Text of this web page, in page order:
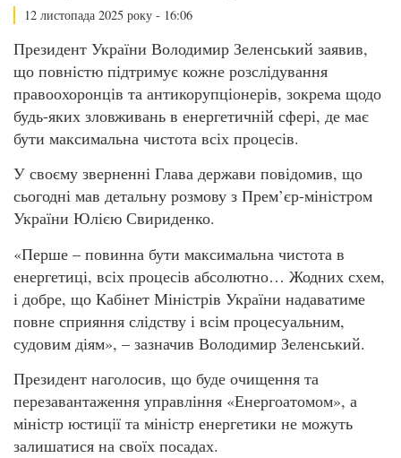
12 листопада 2025 року - 16:06
Президент України Володимир Зеленський заявив,
що повністю підтримує кожне розслідування
правоохоронців та антикорупціонерів, зокрема щодо
будь-яких зловживань в енергетичній сфері, де має
бути максимальна чистота всіх процесів.
У своєму зверненні Глава держави повідомив, що
сьогодні мав детальну розмову з Прем’єр-міністром
України Юлією Свириденко.
«Перше – повинна бути максимальна чистота в
енергетиці, всіх процесів абсолютно… Жодних схем,
і добре, що Кабінет Міністрів України надаватиме
повне сприяння слідству і всім процесуальним,
судовим діям», – зазначив Володимир Зеленський.
Президент наголосив, що буде очищення та
перезавантаження управління «Енергоатомом», а
міністр юстиції та міністр енергетики не можуть
залишатися на своїх посадах.